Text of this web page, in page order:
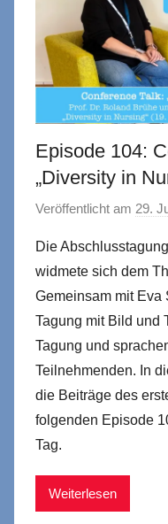
Episode 104:
„Diversity in
Veröffentlicht am 29.
Die
widmete sich dem
Gemeinsam mit Eva
Tagung mit Bild und
Tagung und
Teilnehmenden. In
die Beiträge des
folgenden Episode
Tag.
Weiterlesen